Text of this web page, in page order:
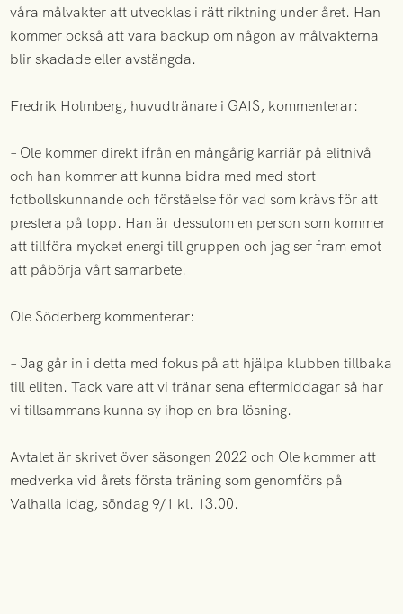
våra målvakter att utvecklas i rätt riktning under året. Han
kommer också att vara backup om någon av målvakterna
blir skadade eller avstängda.
Fredrik Holmberg, huvudtränare i GAIS, kommenterar:
– Ole kommer direkt ifrån en mångårig karriär på elitnivå
och han kommer att kunna bidra med med stort
fotbollskunnande och förståelse för vad som krävs för att
prestera på topp. Han är dessutom en person som kommer
att tillföra mycket energi till gruppen och jag ser fram emot
att påbörja vårt samarbete.
Ole Söderberg kommenterar:
– Jag går in i detta med fokus på att hjälpa klubben tillbaka
till eliten. Tack vare att vi tränar sena eftermiddagar så har
vi tillsammans kunna sy ihop en bra lösning.
Avtalet är skrivet över säsongen 2022 och Ole kommer att
medverka vid årets första träning som genomförs på
Valhalla idag, söndag 9/1 kl. 13.00.